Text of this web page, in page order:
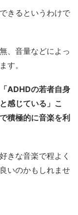
きるというわけで
、音量などによっ
す。
ADHDの若者自身
感じている」こ
積極的に音楽を利
きな音楽で程よく
いのかもしれませ